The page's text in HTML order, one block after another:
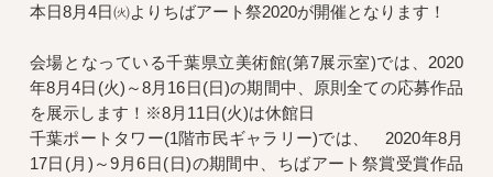
本日8月4日㈫よりちばアート祭2020が開催となります！
会場となっている千葉県立美術館(第7展示室)では、2020
年8月4日(火)～8月16日(日)の期間中、原則全ての応募作品
を展示します！※8月11日(火)は休館日
千葉ポートタワー(1階市民ギャラリー)では、 2020年8月
17日(月)～9月6日(日)の期間中、ちばアート祭賞受賞作品